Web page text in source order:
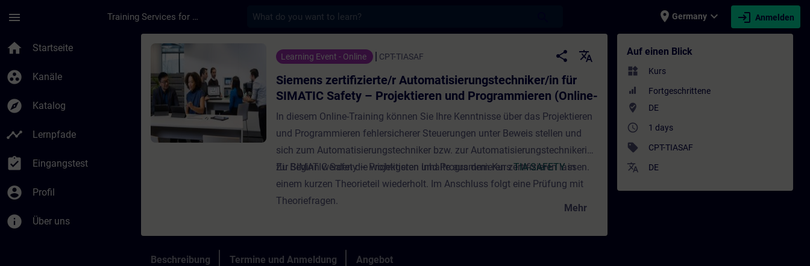
menu Training Services for Digital Industries place Germany expand_more login Anmelden
home Startseite
group_work Kanäle
explore Katalog
timeline Lernpfade
assignment_turned_in Eingangstest
account_circle Profil
info Über uns
Kurs - Siemens zertifizierte/r Automatisierungstechniker/in für SIMATIC Safety – Projektieren und
Learning Event - Online CPT-TIASAF share
translate
Siemens zertifizierte/r Automatisierungstechniker/in für
SIMATIC Safety – Projektieren und Programmieren (Online-
Test)
In diesem Online-Training können Sie Ihre Kenntnisse über das Projektieren
und Programmieren fehlersicherer Steuerungen unter Beweis stellen und
sich zum Automatisierungstechniker bzw. zur Automatisierungstechnikerin
für SIMATIC Safety – Projektieren und Programmieren zertifizieren lassen.
Zu Beginn werden die wichtigsten Inhalte aus dem KursTIA-SAFETYin
einem kurzen Theorieteil wiederholt. Im Anschluss folgt eine Prüfung mit
Theoriefragen.
Mehr
Beschreibung Termine und Anmeldung Angebot
Auf einen Blick
widgets Kurs
Fortgeschrittene
where_to_vote DE
access_time 1 days
sell CPT-TIASAF
translate DE